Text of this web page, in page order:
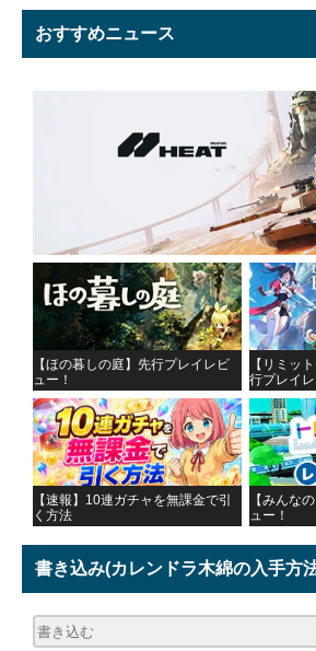
おすすめニュース
【ほの暮しの庭】先行プレイレビ
ュー！
【リミッ
行プレイレ
【速報】10連ガチャを無課金で引
く方法
【みんな
ュー！
書き込み(カレンドラ木綿の入手方